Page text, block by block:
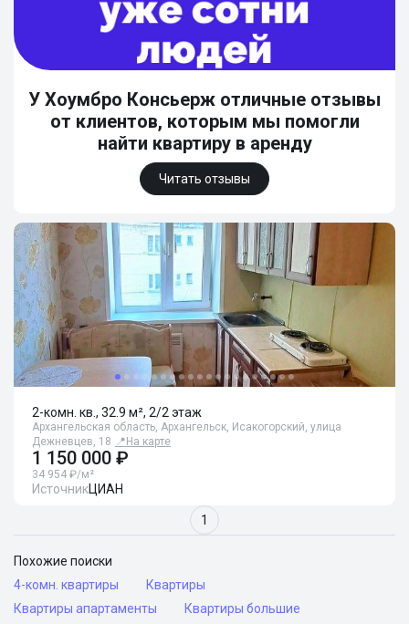
У Хоумбро Консьерж отличные отзывы
от клиентов, которым мы помогли
найти квартиру в аренду
Читать отзывы
2-комн. кв., 32.9 м², 2/2 этаж
Архангельская область, Архангельск, Исакогорский, улица
Дежневцев, 18 📍 На карте
1 150 000 ₽
34 954 ₽/м²
ИсточникЦИАН
1
Похожие поиски
4-комн. квартиры
Квартиры
Квартиры апартаменты
Квартиры большие